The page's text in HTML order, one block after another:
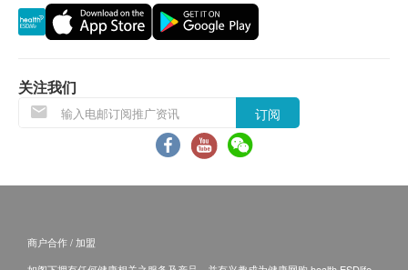
所有订单须视乎相关货品的供应情况再作最后确
认。倘若生活易未能提供任何订单上的货品，生活
或电邮通知顾客再作安排。
1. 货品质量保证，于顾客收到产品当日起计，使用期
1. 当顾客收取已订购之货品时，有责任检查货品是否
关注我们
订阅
商户合作 / 加盟